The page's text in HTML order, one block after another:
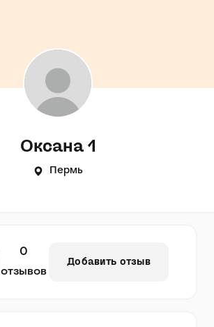
Оксана 1
Пермь
0
отзывов
Добавить отзыв